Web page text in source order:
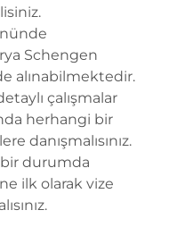
Schengen
alınabilmektedir.
çalışmalar
herhangi bir
danışmalısınız.
bir durumda
ilk olarak vize